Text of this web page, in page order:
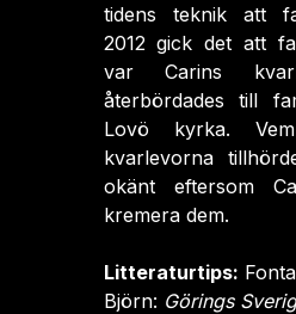
tidens teknik att
2012 gick det att
var Carins
återbördades till
Lovö kyrka.
kvarlevorna
okänt eftersom
kremera dem.
Litteraturtips:
Björn: Görings